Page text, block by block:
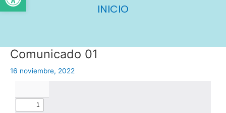
INICIO
Comunicado 01
16 noviembre, 2022